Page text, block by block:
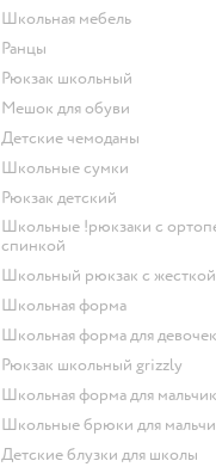
Школьная мебель
Ранцы
Рюкзак школьный
Мешок для обуви
Детские чемоданы
Школьные сумки
Рюкзак детский
Школьные !рюкзаки с ортопедической
спинкой
Школьный рюкзак с
Школьная форма
Школьная форма для девочек
Рюкзак школьный grizzly
Школьная форма для
Школьные брюки для
Детские блузки для школы